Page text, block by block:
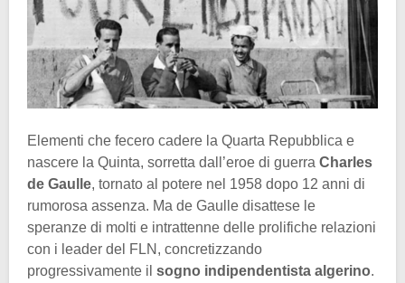
Elementi che fecero cadere la Quarta Repubblica e
nascere la Quinta, sorretta dall’eroe di guerra Charles
de Gaulle, tornato al potere nel 1958 dopo 12 anni di
rumorosa assenza. Ma de Gaulle disattese le
speranze di molti e intrattenne delle prolifiche relazioni
con i leader del FLN, concretizzando
progressivamente il sogno indipendentista algerino.